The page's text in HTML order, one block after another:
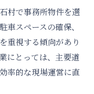
村で事務所物件を選
車スペースの確保、
重視する傾向があり
にとっては、主要道
率的な現場運営に直